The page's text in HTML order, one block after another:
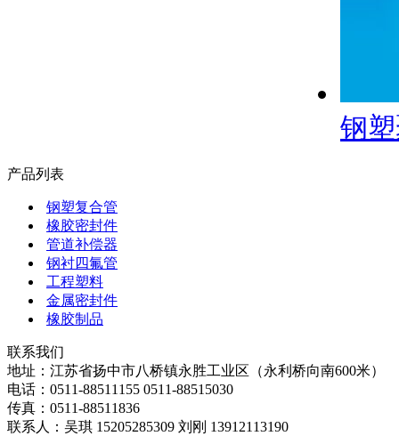
钢
产品列表
钢塑复合管
橡胶密封件
管道补偿器
钢衬四氟管
工程塑料
金属密封件
橡胶制品
联系我们
地址：江苏省扬中市八桥镇永胜工业区（永利桥向南600米）
电话：0511-88511155 0511-88515030
传真：0511-88511836
联系人：吴琪 15205285309 刘刚 13912113190